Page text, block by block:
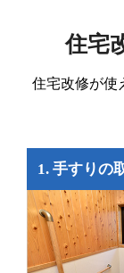
住宅
住宅改修が使
1. 手すりの